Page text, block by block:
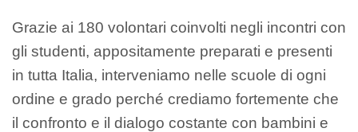
Grazie ai 180 volontari coinvolti negli incontri con
gli studenti, appositamente preparati e presenti
in tutta Italia, interveniamo nelle scuole di ogni
ordine e grado perché crediamo fortemente che
il confronto e il dialogo costante con bambini e